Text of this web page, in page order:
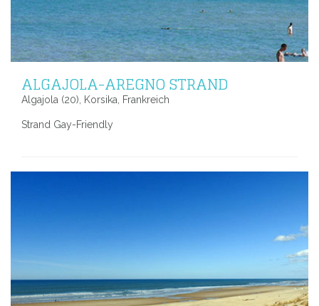
ALGAJOLA-AREGNO STRAND
Algajola (20), Korsika, Frankreich
Strand Gay-Friendly